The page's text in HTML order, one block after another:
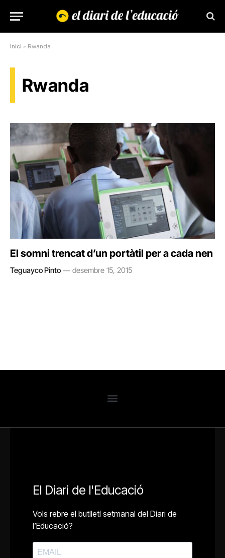
Inici » Rwanda
Rwanda
El somni trencat d’un portàtil per a cada nen
Teguayco Pinto desembre 15, 2015